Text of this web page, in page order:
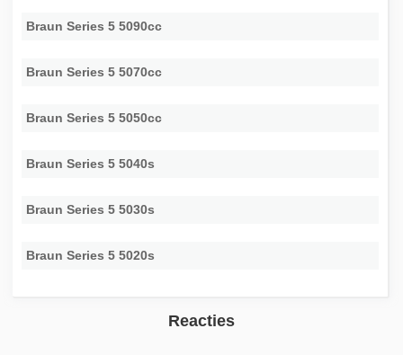
Braun Series 5 5090cc
Braun Series 5 5070cc
Braun Series 5 5050cc
Braun Series 5 5040s
Braun Series 5 5030s
Braun Series 5 5020s
Reacties